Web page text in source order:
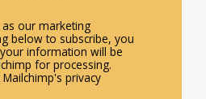
our marketing
below to subscribe, you
information will be
for processing.
privacy